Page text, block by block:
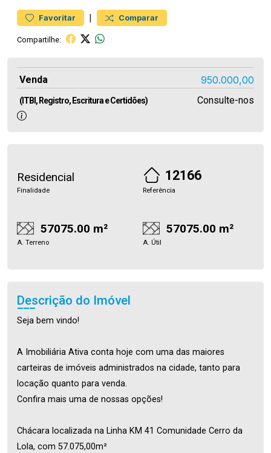
Favoritar | Comparar
Compartilhe:
Venda 950.000,00
(ITBI, Registro, Escritura e Certidões) Consulte-nos
Residencial
Finalidade
12166
Referência
57075.00 m²
A. Terreno
57075.00 m²
A. Útil
Descrição do Imóvel
Seja bem vindo!
A Imobiliária Ativa conta hoje com uma das maiores
carteiras de imóveis administrados na cidade, tanto para
locação quanto para venda.
Confira mais uma de nossas opções!
Chácara localizada na Linha KM 41 Comunidade Cerro da
Lola, com 57.075,00m²